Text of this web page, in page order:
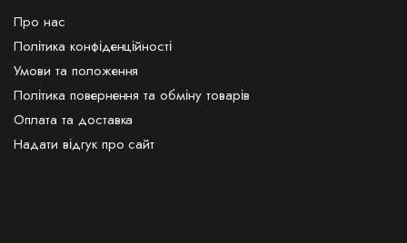
Про нас
Політика конфіденційності
Умови та положення
Політика повернення та обміну товарів
Оплата та доставка
Надати відгук про сайт